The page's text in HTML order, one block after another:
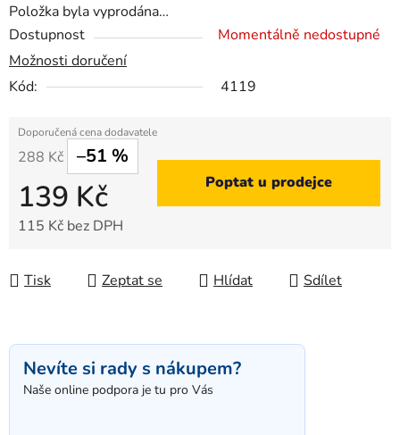
Položka byla vyprodána…
Dostupnost
Momentálně nedostupné
Možnosti doručení
Kód:
4119
288 Kč –51 %
139 Kč
115 Kč bez DPH
Poptat u prodejce
Tisk Zeptat se Hlídat Sdílet
Nevíte si rady s nákupem?
Naše online podpora je tu pro Vás